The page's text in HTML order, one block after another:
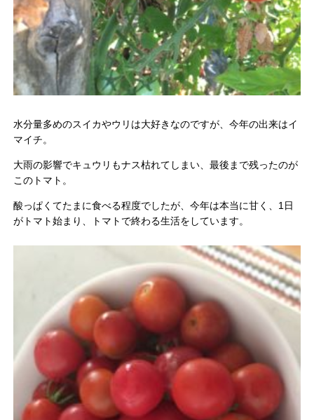
水分量多めのスイカやウリは大好きなのですが、今年の出来はイ
マイチ。
大雨の影響でキュウリもナス枯れてしまい、最後まで残ったのが
このトマト。
酸っぱくてたまに食べる程度でしたが、今年は本当に甘く、1日
がトマト始まり、トマトで終わる生活をしています。